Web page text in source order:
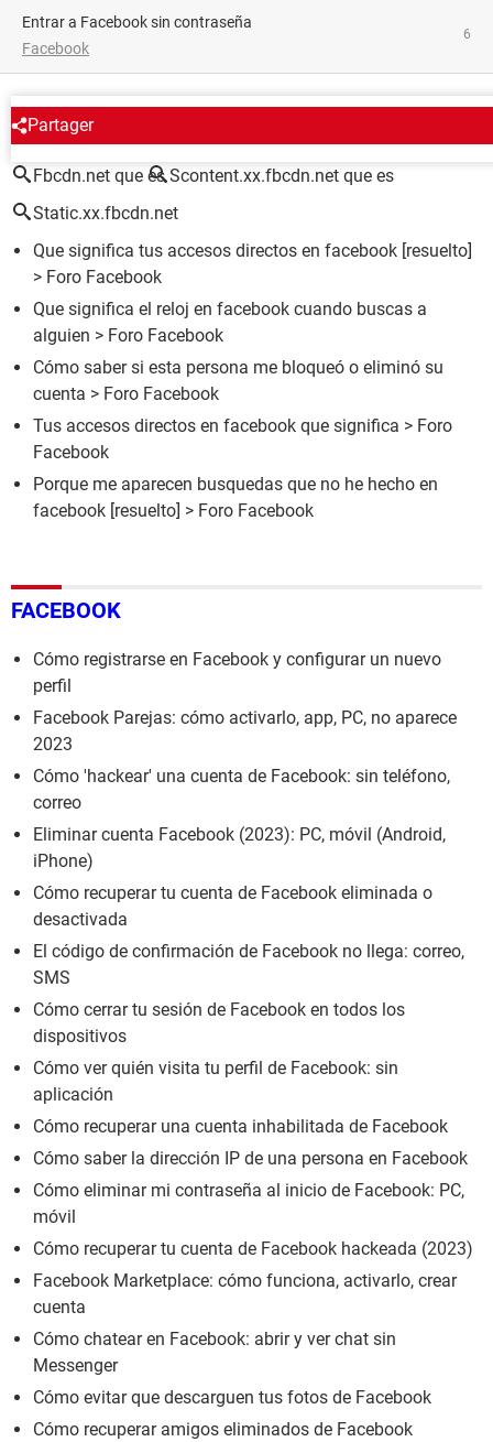
Entrar a Facebook sin contraseña
Facebook
6
Partager
ALREDEDOR DEL MISMO TEMA
Fbcdn.net que es Scontent.xx.fbcdn.net que es
Static.xx.fbcdn.net
Que significa tus accesos directos en facebook [resuelto]
> Foro Facebook
Que significa el reloj en facebook cuando buscas a
alguien > Foro Facebook
Cómo saber si esta persona me bloqueó o eliminó su
cuenta > Foro Facebook
Tus accesos directos en facebook que significa > Foro
Facebook
Porque me aparecen busquedas que no he hecho en
facebook [resuelto] > Foro Facebook
FACEBOOK
Cómo registrarse en Facebook y configurar un nuevo
perfil
Facebook Parejas: cómo activarlo, app, PC, no aparece
2023
Cómo 'hackear' una cuenta de Facebook: sin teléfono,
correo
Eliminar cuenta Facebook (2023): PC, móvil (Android,
iPhone)
Cómo recuperar tu cuenta de Facebook eliminada o
desactivada
El código de confirmación de Facebook no llega: correo,
SMS
Cómo cerrar tu sesión de Facebook en todos los
dispositivos
Cómo ver quién visita tu perfil de Facebook: sin
aplicación
Cómo recuperar una cuenta inhabilitada de Facebook
Cómo saber la dirección IP de una persona en Facebook
Cómo eliminar mi contraseña al inicio de Facebook: PC,
móvil
Cómo recuperar tu cuenta de Facebook hackeada (2023)
Facebook Marketplace: cómo funciona, activarlo, crear
cuenta
Cómo chatear en Facebook: abrir y ver chat sin
Messenger
Cómo evitar que descarguen tus fotos de Facebook
Cómo recuperar amigos eliminados de Facebook